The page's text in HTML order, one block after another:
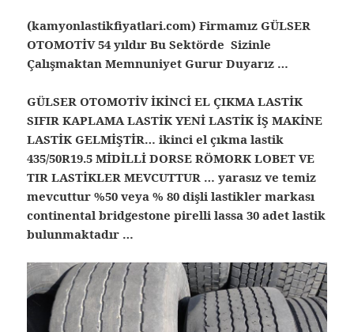
(kamyonlastikfiyatlari.com) Firmamız GÜLSER
OTOMOTİV 54 yıldır Bu Sektörde Sizinle
Çalışmaktan Memnuniyet Gurur Duyarız …
GÜLSER OTOMOTİV İKİNCİ EL ÇIKMA LASTİK
SIFIR KAPLAMA LASTİK YENİ LASTİK İŞ MAKİNE
LASTİK GELMİŞTİR… ikinci el çıkma lastik
435/50R19.5 MİDİLLİ DORSE RÖMORK LOBET VE
TIR LASTİKLER MEVCUTTUR … yarasız ve temiz
mevcuttur %50 veya % 80 dişli lastikler markası
continental bridgestone pirelli lassa 30 adet lastik
bulunmaktadır …